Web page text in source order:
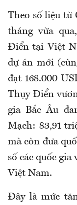
Theo số liệu từ
tháng vừa
Điển tại Việt
dự án mới
đạt 168.000
Thụy Điển
gia Bắc Âu
Mạch: 83,91
mà còn đưa
số các quốc
Việt Nam.
Đây là mức